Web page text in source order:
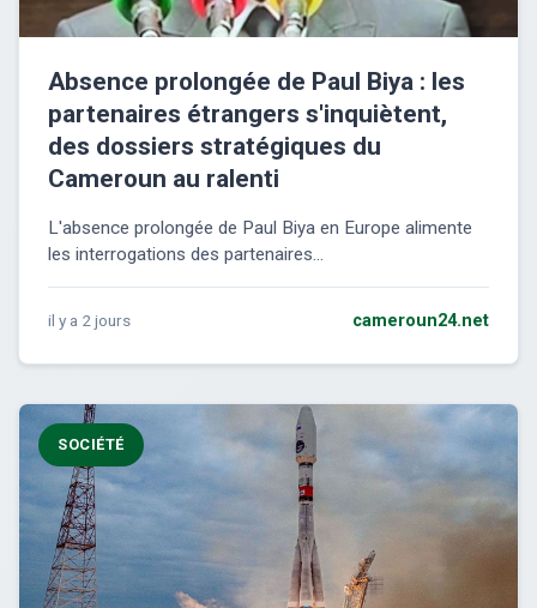
Absence prolongée de Paul Biya : les
partenaires étrangers s'inquiètent,
des dossiers stratégiques du
Cameroun au ralenti
L'absence prolongée de Paul Biya en Europe alimente
les interrogations des partenaires...
il y a 2 jours cameroun24.net
SOCIÉTÉ